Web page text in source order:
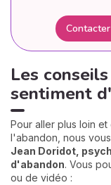
Les
sentiment
Pour aller plus loin
l'abandon, nous
Jean Doridot,
d'abandon. Vous
ou de vidéo :